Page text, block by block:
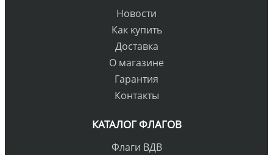
Новости
Как купить
Доставка
О магазине
Гарантия
Контакты
КАТАЛОГ ФЛАГОВ
Флаги ВДВ